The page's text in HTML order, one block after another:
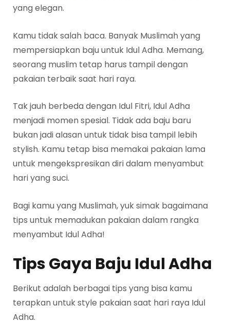
yang elegan.
Kamu tidak salah baca. Banyak Muslimah yang
mempersiapkan baju untuk Idul Adha. Memang,
seorang muslim tetap harus tampil dengan
pakaian terbaik saat hari raya.
Tak jauh berbeda dengan Idul Fitri, Idul Adha
menjadi momen spesial. Tidak ada baju baru
bukan jadi alasan untuk tidak bisa tampil lebih
stylish. Kamu tetap bisa memakai pakaian lama
untuk mengekspresikan diri dalam menyambut
hari yang suci.
Bagi kamu yang Muslimah, yuk simak bagaimana
tips untuk memadukan pakaian dalam rangka
menyambut Idul Adha!
Tips Gaya Baju Idul Adha
Berikut adalah berbagai tips yang bisa kamu
terapkan untuk style pakaian saat hari raya Idul
Adha.